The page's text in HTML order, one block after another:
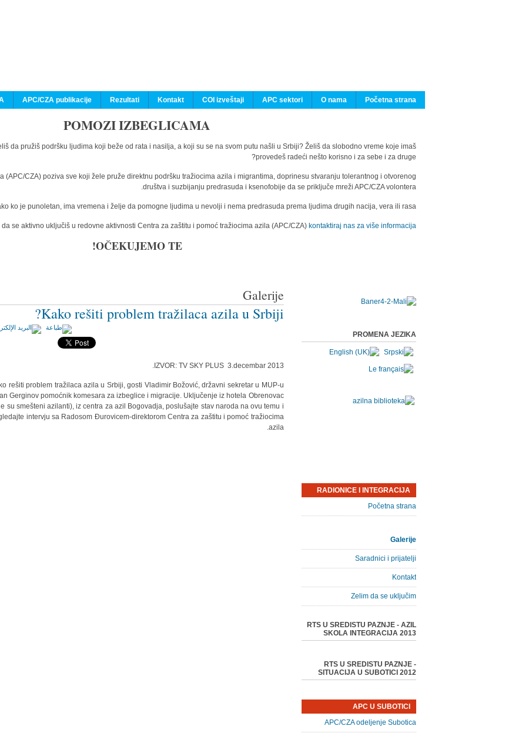
Početna strana
O nama
APC sektori
COI izveštaji
Kontakt
Rezultati
APC/CZA publikacije
POMOZI IZBEGLICAMA
da pružiš podršku ljudima koji beže od rata i nasilja, a koji su se na svom putu našli u Srbiji? Želiš da slobodno vreme koje imaš
provedeš radeći nešto korisno i za sebe i za druge?
(APC/CZA) poziva sve koji žele pruže direktnu podršku tražiocima azila i migrantima, doprinesu stvaranju tolerantnog i otvorenog
društva i suzbijanju predrasuda i ksenofobije da se priključe mreži APC/CZA volontera.
ko je punoletan, ima vremena i želje da pomogne ljudima u nevolji i nema predrasuda prema ljudima drugih nacija, vera ili rasa.
se aktivno uključiš u redovne aktivnosti Centra za zaštitu i pomoć tražiocima azila (APC/CZA) kontaktiraj nas za više informacija.
OČEKUJEMO TE!
Galerije
Kako rešiti problem tražilaca azila u Srbiji?
IZVOR: TV SKY PLUS 3.decembar 2013.
rešiti problem tražilaca azila u Srbiji, gosti Vladimir Božović, državni sekretar u MUP-u
Gerginov pomoćnik komesara za izbeglice i migracije. Uključenje iz hotela Obrenovac
su smešteni azilanti), iz centra za azil Bogovadja, poslušajte stav naroda na ovu temu i
intervju sa Radosom Đurovicem-direktorom Centra za zaštitu i pomoć tražiocima
azila.
PROMENA JEZIKA
RADIONICE I INTEGRACIJA
Početna strana
Galerije
Saradnici i prijatelji
Kontakt
Zelim da se uključim
RTS U SREDISTU PAZNJE - AZIL
SKOLA INTEGRACIJA 2013
RTS U SREDISTU PAZNJE -
SITUACIJA U SUBOTICI 2012
APC U SUBOTICI
APC/CZA odeljenje Subotica